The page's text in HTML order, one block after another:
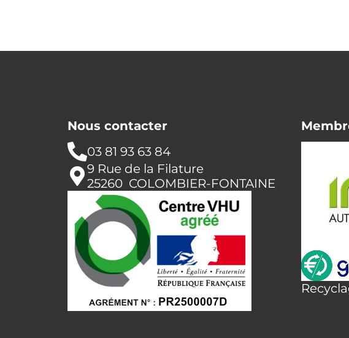
Nous contacter
03 81 93 63 84
9 Rue de la Filature
25260 COLOMBIER-FONTAINE